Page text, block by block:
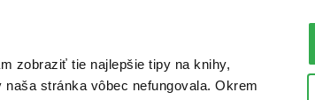
zobraziť tie najlepšie tipy na knihy,
stránka vôbec nefungovala. Okrem